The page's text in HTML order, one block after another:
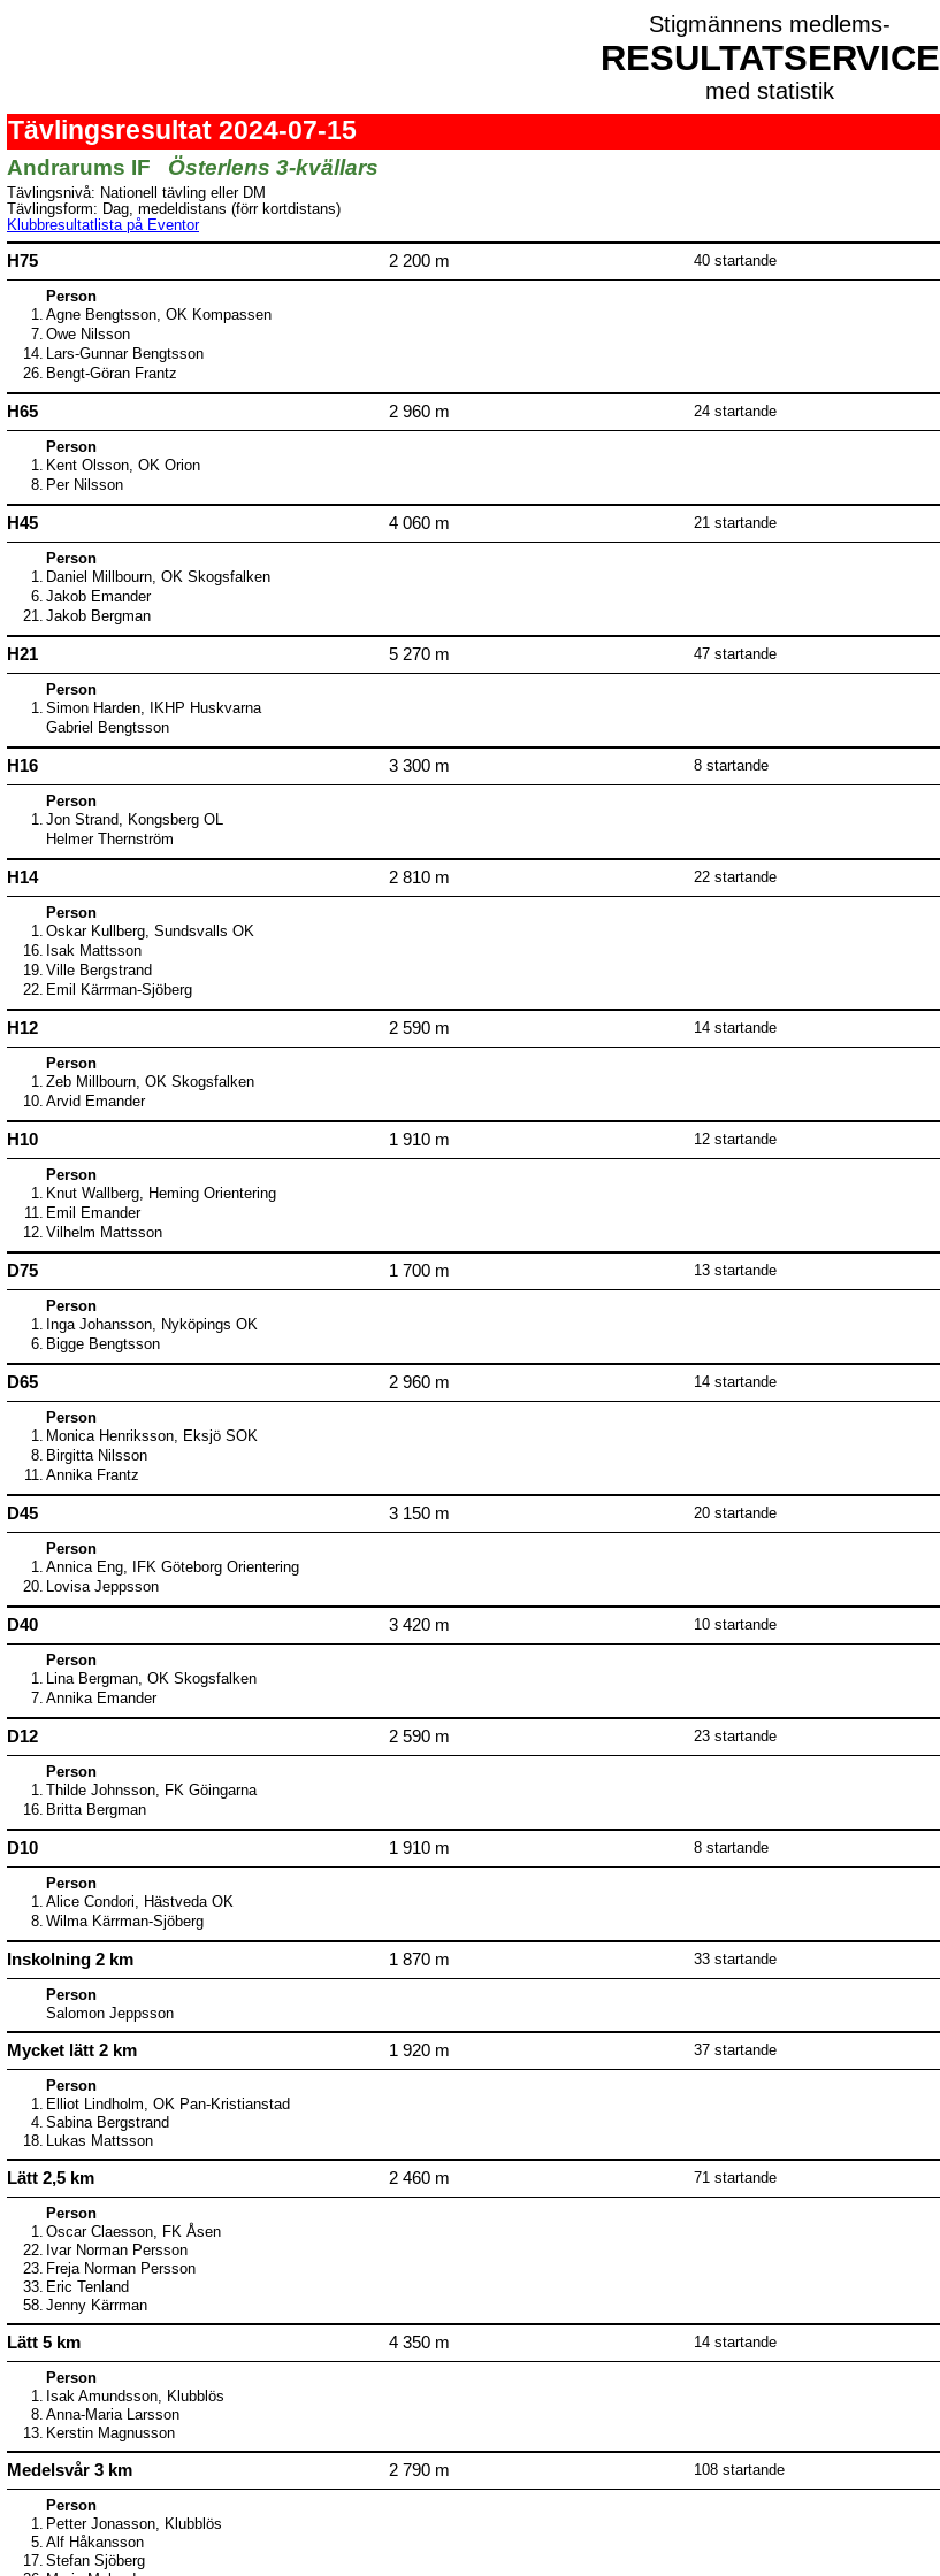
Stigmännens medlems-
RESULTATSERVICE
med statistik
Tävlingsresultat 2024-07-15
Andrarums IF Österlens 3-kvällars
Tävlingsnivå: Nationell tävling eller DM
Tävlingsform: Dag, medeldistans (förr kortdistans)
Klubbresultatlista på Eventor
H75 2 200 m 40 startande
Person
1. Agne Bengtsson, OK Kompassen
7. Owe Nilsson
14. Lars-Gunnar Bengtsson
26. Bengt-Göran Frantz
H65 2 960 m 24 startande
Person
1. Kent Olsson, OK Orion
8. Per Nilsson
H45 4 060 m 21 startande
Person
1. Daniel Millbourn, OK Skogsfalken
6. Jakob Emander
21. Jakob Bergman
H21 5 270 m 47 startande
Person
1. Simon Harden, IKHP Huskvarna
Gabriel Bengtsson
H16 3 300 m 8 startande
Person
1. Jon Strand, Kongsberg OL
Helmer Thernström
H14 2 810 m 22 startande
Person
1. Oskar Kullberg, Sundsvalls OK
16. Isak Mattsson
19. Ville Bergstrand
22. Emil Kärrman-Sjöberg
H12 2 590 m 14 startande
Person
1. Zeb Millbourn, OK Skogsfalken
10. Arvid Emander
H10 1 910 m 12 startande
Person
1. Knut Wallberg, Heming Orientering
11. Emil Emander
12. Vilhelm Mattsson
D75 1 700 m 13 startande
Person
1. Inga Johansson, Nyköpings OK
6. Bigge Bengtsson
D65 2 960 m 14 startande
Person
1. Monica Henriksson, Eksjö SOK
8. Birgitta Nilsson
11. Annika Frantz
D45 3 150 m 20 startande
Person
1. Annica Eng, IFK Göteborg Orientering
20. Lovisa Jeppsson
D40 3 420 m 10 startande
Person
1. Lina Bergman, OK Skogsfalken
7. Annika Emander
D12 2 590 m 23 startande
Person
1.
Thilde Johnsson, FK Göingarna
16. Britta Bergman
D10 1 910 m 8 startande
Person
1. Alice Condori, Hästveda OK
8. Wilma Kärrman-Sjöberg
Inskolning 2 km 1 870 m 33 startande
Person
Salomon Jeppsson
Mycket lätt 2 km 1 920 m 37 startande
Person
1. Elliot Lindholm, OK Pan-Kristianstad
4. Sabina Bergstrand
18. Lukas Mattsson
Lätt 2,5 km 2 460 m 71 startande
Person
1. Oscar Claesson, FK Åsen
22. Ivar Norman Persson
23. Freja Norman Persson
33. Eric Tenland
58. Jenny Kärrman
Lätt 5 km 4 350 m 14 startande
Person
1. Isak Amundsson, Klubblös
8. Anna-Maria Larsson
13. Kerstin Magnusson
Medelsvår 3 km 2 790 m 108 startande
Person
1. Petter Jonasson, Klubblös
5. Alf Håkansson
17. Stefan Sjöberg